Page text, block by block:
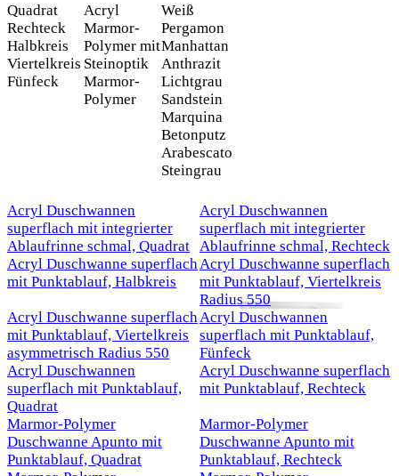
Acryl Duschwannen
superflach mit integrierter
Ablaufrinne schmal, Quadrat
Acryl Duschwannen
superflach mit integrierter
Ablaufrinne schmal, Rechteck
Acryl Duschwanne superflach
mit Punktablauf, Halbkreis
Acryl Duschwanne superflach
mit Punktablauf, Viertelkreis
Radius 550
Acryl Duschwanne superflach
mit Punktablauf, Viertelkreis
asymmetrisch Radius 550
Acryl Duschwannen
superflach mit Punktablauf,
Fünfeck
Acryl Duschwannen
superflach mit Punktablauf,
Quadrat
Acryl Duschwanne superflach
mit Punktablauf, Rechteck
Marmor-Polymer
Duschwanne Apunto mit
Punktablauf, Quadrat
Marmor-Polymer
Duschwanne Apunto mit
Punktablauf, Rechteck
Quadrat
Rechteck
Halbkreis
Viertelkreis
Fünfeck
Acryl
Marmor-
Polymer mit
Steinoptik
Marmor-
Polymer
Weiß
Pergamon
Manhattan
Anthrazit
Lichtgrau
Sandstein
Marquina
Betonputz
Arabescato
Steingrau